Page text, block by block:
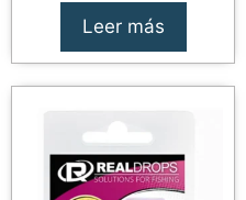
Leer más